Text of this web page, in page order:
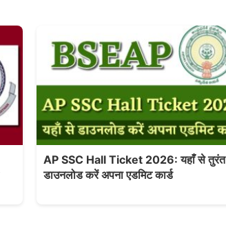
AP SSC Hall Ticket 2026: यहाँ से तुरंत
डाउनलोड करें अपना एडमिट कार्ड